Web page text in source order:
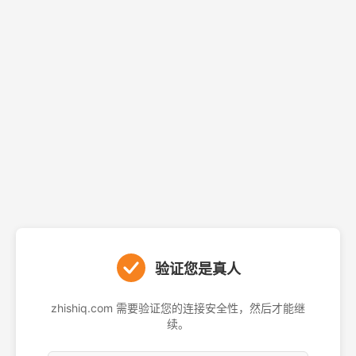
验证您是真人
zhishiq.com 需要验证您的连接安全性，然后才能继
续。